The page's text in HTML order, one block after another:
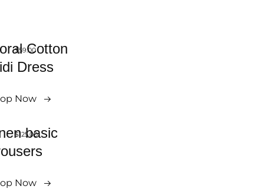
$59.00Cotton
Dress
Now
$125.00basic
Now